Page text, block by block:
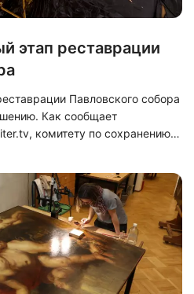
этап реставрации
Павловского собора
Как сообщает
комитету по сохранению
первоначальный облик.
позволили восстановить
Святого апостола Павла,
вид.